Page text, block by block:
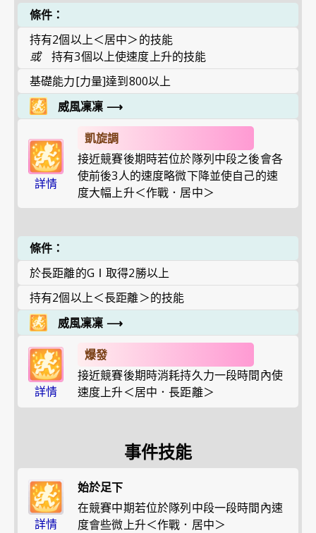
條件：
持有2個以上＜居中＞的技能
或
持有3個以上使速度上升的技能
基礎能力[力量]達到800以上
威風凜凜 ⟶
詳情
凱旋調
接近競賽後期時若位於隊列中段之後會各
使前後3人的速度略微下降並使自己的速
度大幅上升＜作戰．居中＞
條件：
於長距離的GⅠ取得2勝以上
持有2個以上＜長距離＞的技能
威風凜凜 ⟶
詳情
爆發
接近競賽後期時消耗持久力一段時間內使
速度上升＜居中．長距離＞
事件技能
詳情
始於足下
在競賽中期若位於隊列中段一段時間內速
度會些微上升＜作戰．居中＞